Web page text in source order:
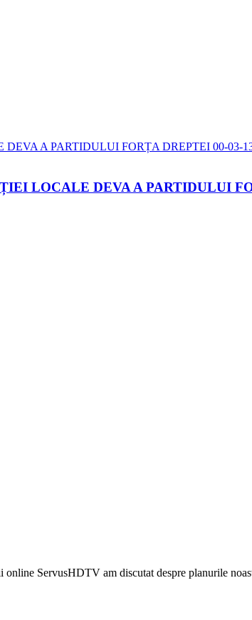
LOCALE DEVA A PARTIDULUI
ServusHDTV am discutat despre planurile